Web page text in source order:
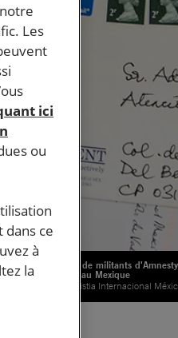
Lettres de militants
torture au Mexique
© Amnistia Internacional
Les
ici
ou
dans ce
à
la